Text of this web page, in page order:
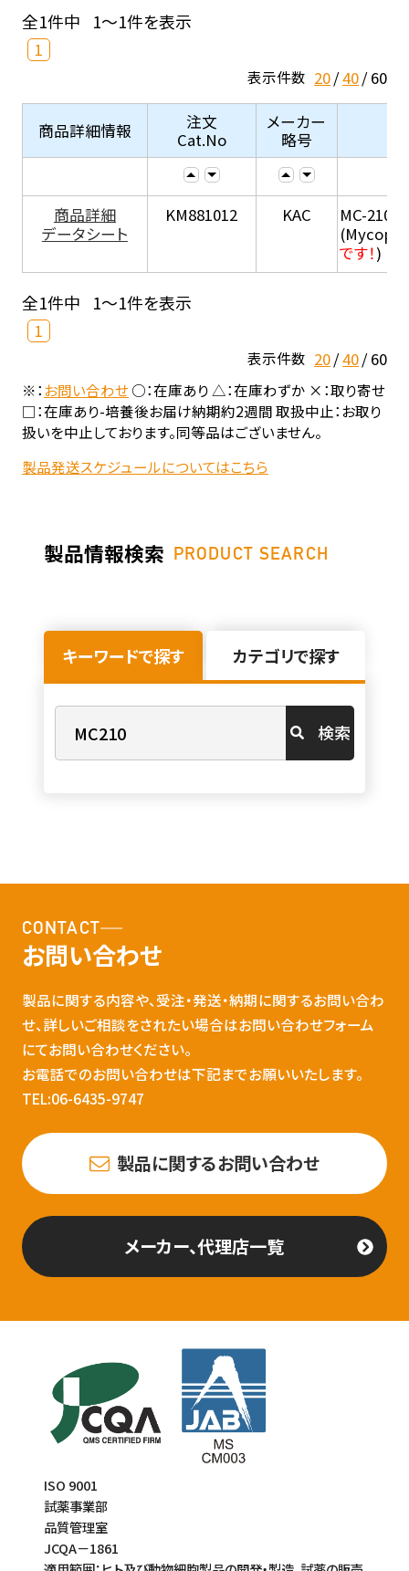
全1件中 1～1件を表示
1
表示件数 20 40 60
商品詳細情報
注文
Cat.No
メーカー
略号
商品詳細
データシート
KM881012 KAC
MC-210 (
です！)
全1件中 1～1件を表示
1
表示件数 20 40 60
※：お問い合わせ○：在庫あり △：在庫わずか ×：取り寄せ
□：在庫あり-培養後お届け納期約2週間 取扱中止：お取り
扱いを中止しております。同等品はございません。
製品発送スケジュールについてはこちら
製品情報検索 PRODUCT SEARCH
キーワードで探す カテゴリで探す
検索
CONTACT
お問い合わせ
製品に関する内容や、受注・発送・納期に関するお問い合わ
せ、詳しいご相談をされたい場合はお問い合わせフォーム
にてお問い合わせください。
お電話でのお問い合わせは下記までお願いいたします。
TEL:06-6435-9747
製品に関するお問い合わせ
メーカー、代理店一覧
ISO 9001
試薬事業部
品質管理室
JCQA－1861